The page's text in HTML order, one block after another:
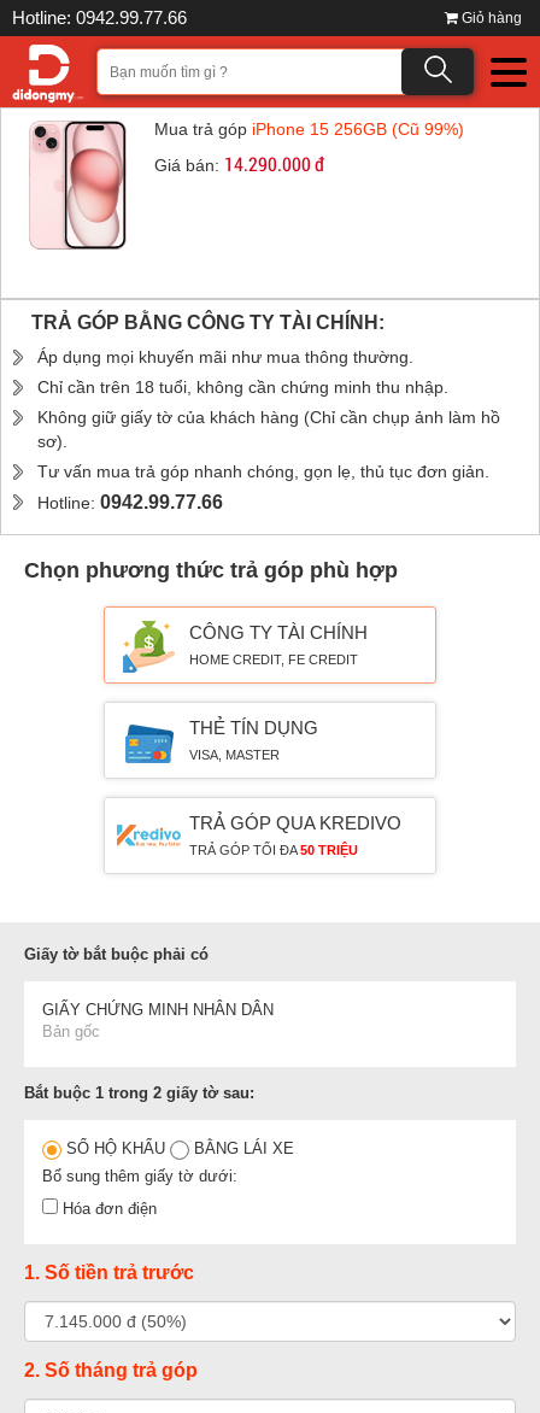
Hotline: 0942.99.77.66 Giỏ hàng
Mua trả góp iPhone 15 256GB (Cũ 99%)
Giá bán: 14.290.000 đ
TRẢ GÓP BẰNG CÔNG TY TÀI CHÍNH:
Áp dụng mọi khuyến mãi như mua thông thường.
Chỉ cần trên 18 tuổi, không cần chứng minh thu nhập.
Không giữ giấy tờ của khách hàng (Chỉ cần chụp ảnh làm hồ
sơ).
Tư vấn mua trả góp nhanh chóng, gọn lẹ, thủ tục đơn giản.
Hotline: 0942.99.77.66
Chọn phương thức trả góp phù hợp
CÔNG TY TÀI CHÍNH
HOME CREDIT, FE CREDIT
THẺ TÍN DỤNG
VISA, MASTER
TRẢ GÓP QUA KREDIVO
TRẢ GÓP TỐI ĐA50 TRIỆU
Giấy tờ bắt buộc phải có
GIẤY CHỨNG MINH NHÂN DÂN
Bản gốc
Bắt buộc 1 trong 2 giấy tờ sau:
SỔ HỘ KHẨU
BẰNG LÁI XE
Bổ sung thêm giấy tờ dưới:
Hóa đơn điện
1. Số tiền trả trước
2. Số tháng trả góp